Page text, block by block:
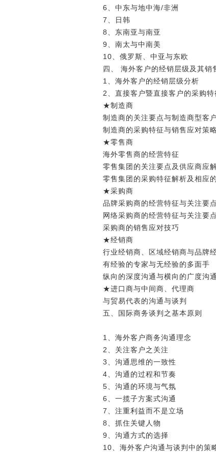
6、中东与地中海/非洲
7、日韩
8、东南亚与南亚
9、南太与中南美
10、俄罗斯、中亚与东欧
四、 海外客户的经销层级及其销
1、海外客户的经销层级分析
2、直接客户暨直接客户的采购
★制造商
制造商的关注要点与制造商型客
制造商的采购特征与销售应对策
★零售商
海外零售商的经营特征
零售集团的关注要点及供应商应
零售集团的采购特征解析及相应
★采购商
品牌采购商的经营特征与关注要
网络采购商的经营特征与关注要
采购商的销售应对技巧
★经销商
行业经销商、区域经销商与品牌
有经验的专家与无经验的多面手
纵向的深度沟通与横向的广度沟通
★进口商与中间商、代理商
与贸易代表的沟通与谈判
五、国际商务谈判之基本原则
1、海外客户商务沟通理念
2、关注客户之关注
3、沟通思维的一致性
4、沟通的过程和节奏
5、沟通的环境与气氛
6、一揽子方案式沟通
7、注重利益而不是立场
8、抓住关键人物
9、沟通方式的选择
10、海外客户沟通与谈判中的策